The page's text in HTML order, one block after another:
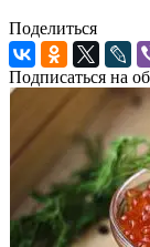
Поделиться
Подписаться на